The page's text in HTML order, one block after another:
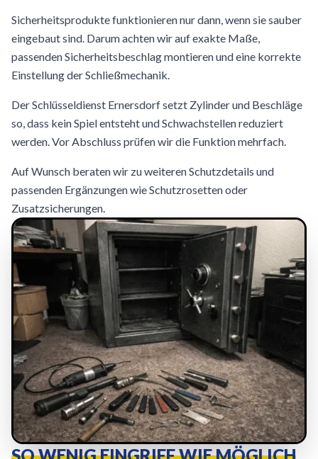
Sicherheitsprodukte funktionieren nur dann, wenn sie sauber
eingebaut sind. Darum achten wir auf exakte Maße,
passenden Sicherheitsbeschlag montieren und eine korrekte
Einstellung der Schließmechanik.
Der Schlüsseldienst Ernersdorf setzt Zylinder und Beschläge
so, dass kein Spiel entsteht und Schwachstellen reduziert
werden. Vor Abschluss prüfen wir die Funktion mehrfach.
Auf Wunsch beraten wir zu weiteren Schutzdetails und
passenden Ergänzungen wie Schutzrosetten oder
Zusatzsicherungen.